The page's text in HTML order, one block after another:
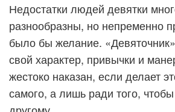
Недостатки людей девятки
разнообразны, но непременно
было бы желание.
свой характер, привычки и
жестоко наказан, если делает
самого, а лишь ради того, чтобы